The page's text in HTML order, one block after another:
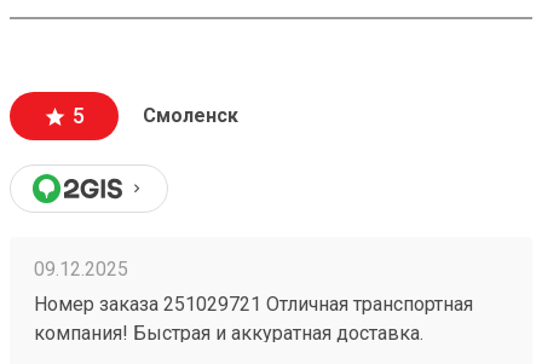
задержек в доставке грузов. Даже присылают
5 Смоленск
09.12.2025
Номер заказа 251029721 Отличная транспортная
компания! Быстрая и аккуратная доставка.